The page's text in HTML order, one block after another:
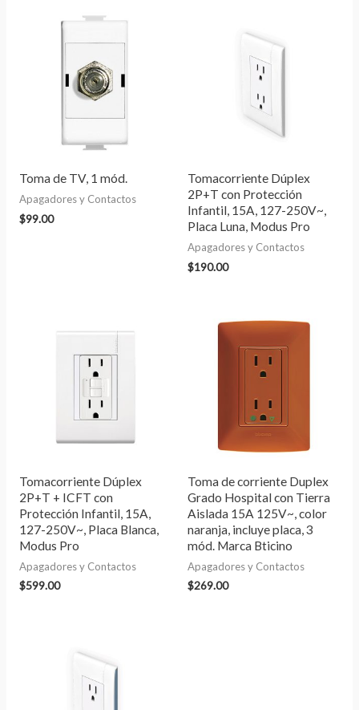
Toma de TV, 1 mód.
Apagadores y Contactos
$99.00
Tomacorriente Dúplex
2P+T con Protección
Infantil, 15A, 127-250V~,
Placa Luna, Modus Pro
Apagadores y Contactos
$190.00
Tomacorriente Dúplex
2P+T + ICFT con
Protección Infantil, 15A,
127-250V~, Placa Blanca,
Modus Pro
Apagadores y Contactos
$599.00
Toma de corriente Duplex
Grado Hospital con Tierra
Aislada 15A 125V~, color
naranja, incluye placa, 3
mód. Marca Bticino
Apagadores y Contactos
$269.00